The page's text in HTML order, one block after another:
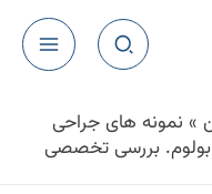
» نمونه های جراحی
بررسی تخصصی